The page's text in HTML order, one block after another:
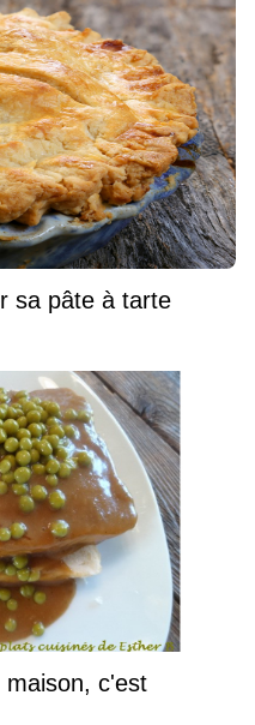
sa pâte à tarte
maison, c'est